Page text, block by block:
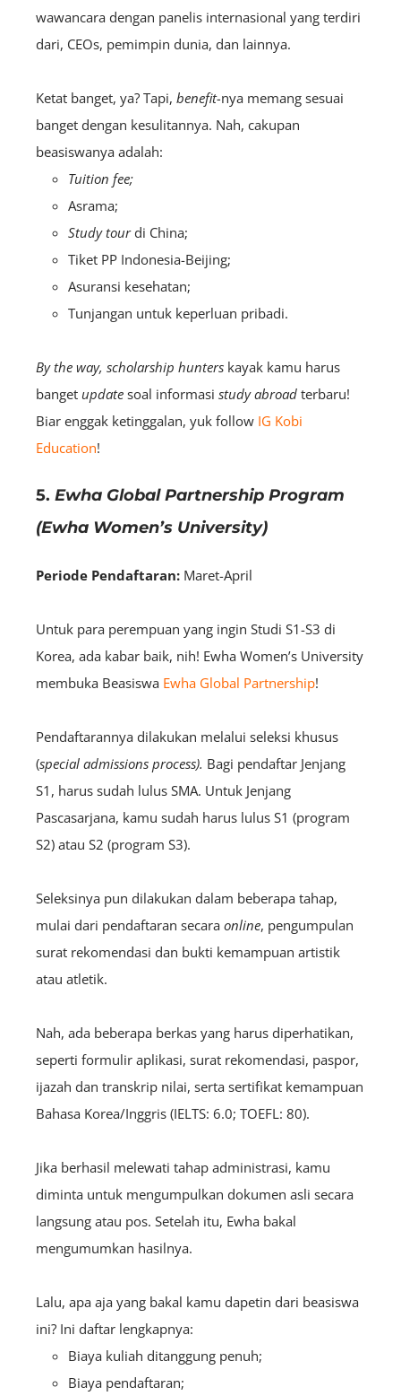
wawancara dengan panelis internasional yang terdiri
dari, CEOs, pemimpin dunia, dan lainnya.
Ketat banget, ya? Tapi, benefit-nya memang sesuai
banget dengan kesulitannya. Nah, cakupan
beasiswanya adalah:
Tuition fee;
Asrama;
Study tourdi China;
Tiket PP Indonesia-Beijing;
Asuransi kesehatan;
Tunjangan untuk keperluan pribadi.
By the way, scholarship hunters kayak kamu harus
banget update soal informasi study abroad terbaru!
Biar enggak ketinggalan, yuk follow IG Kobi
Education!
5. Ewha Global Partnership Program
(Ewha Women’s University)
Periode Pendaftaran: Maret-April
Untuk para perempuan yang ingin Studi S1-S3 di
Korea, ada kabar baik, nih! Ewha Women’s University
membuka Beasiswa Ewha Global Partnership!
Pendaftarannya dilakukan melalui seleksi khusus
(special admissions process). Bagi pendaftar Jenjang
S1, harus sudah lulus SMA. Untuk Jenjang
Pascasarjana, kamu sudah harus lulus S1 (program
S2) atau S2 (program S3).
Seleksinya pun dilakukan dalam beberapa tahap,
mulai dari pendaftaran secara online, pengumpulan
surat rekomendasi dan bukti kemampuan artistik
atau atletik.
Nah, ada beberapa berkas yang harus diperhatikan,
seperti formulir aplikasi, surat rekomendasi, paspor,
ijazah dan transkrip nilai, serta sertifikat kemampuan
Bahasa Korea/Inggris (IELTS: 6.0; TOEFL: 80).
Jika berhasil melewati tahap administrasi, kamu
diminta untuk mengumpulkan dokumen asli secara
langsung atau pos. Setelah itu, Ewha bakal
mengumumkan hasilnya.
Lalu, apa aja yang bakal kamu dapetin dari beasiswa
ini? Ini daftar lengkapnya:
Biaya kuliah ditanggung penuh;
Biaya pendaftaran;